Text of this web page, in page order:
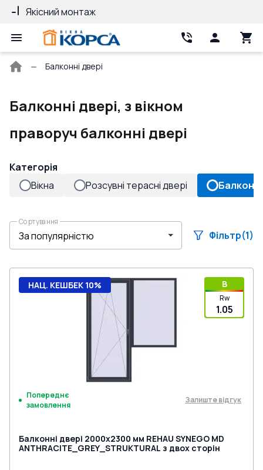
Якісний монтаж
Головна
Балконні двері
Балконні двері, з вікном
праворуч балконні двері
Категорія
Вікна
Розсувні терасні двері
Сортування
Фільтр(1)
B
Rw
1.05
НАЦ. КЕШБЕК 10%
Попереднє
замовлення
Залиште відгук
Балконні двері 2000x2300 мм REHAU SYNEGO MD
ANTHRACITE_GREY_STRUKTURAL з двох сторін